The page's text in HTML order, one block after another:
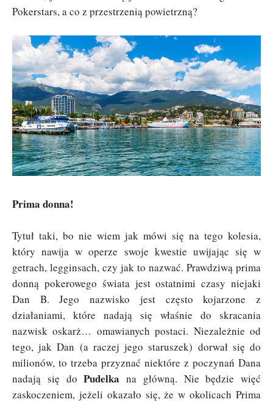
Pokerstars, a co z przestrzenią powietrzną?
Prima donna!
Tytuł taki, bo nie wiem jak mówi się na tego kolesia,
który nawija w operze swoje kwestie uwijając się w
getrach, legginsach, czy jak to nazwać. Prawdziwą prima
donną pokerowego świata jest ostatnimi czasy niejaki
Dan B. Jego nazwisko jest często kojarzone z
działaniami, które nadają się właśnie do skracania
nazwisk oskarż… omawianych postaci. Niezależnie od
tego, jak Dan (a raczej jego staruszek) dorwał się do
milionów, to trzeba przyznać niektóre z poczynań Dana
nadają się doPudelka na główną. Nie będzie więć
zaskoczeniem, jeżeli okazało się, że w okolicach Prima